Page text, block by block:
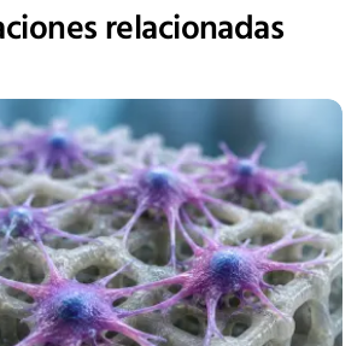
relacionadas